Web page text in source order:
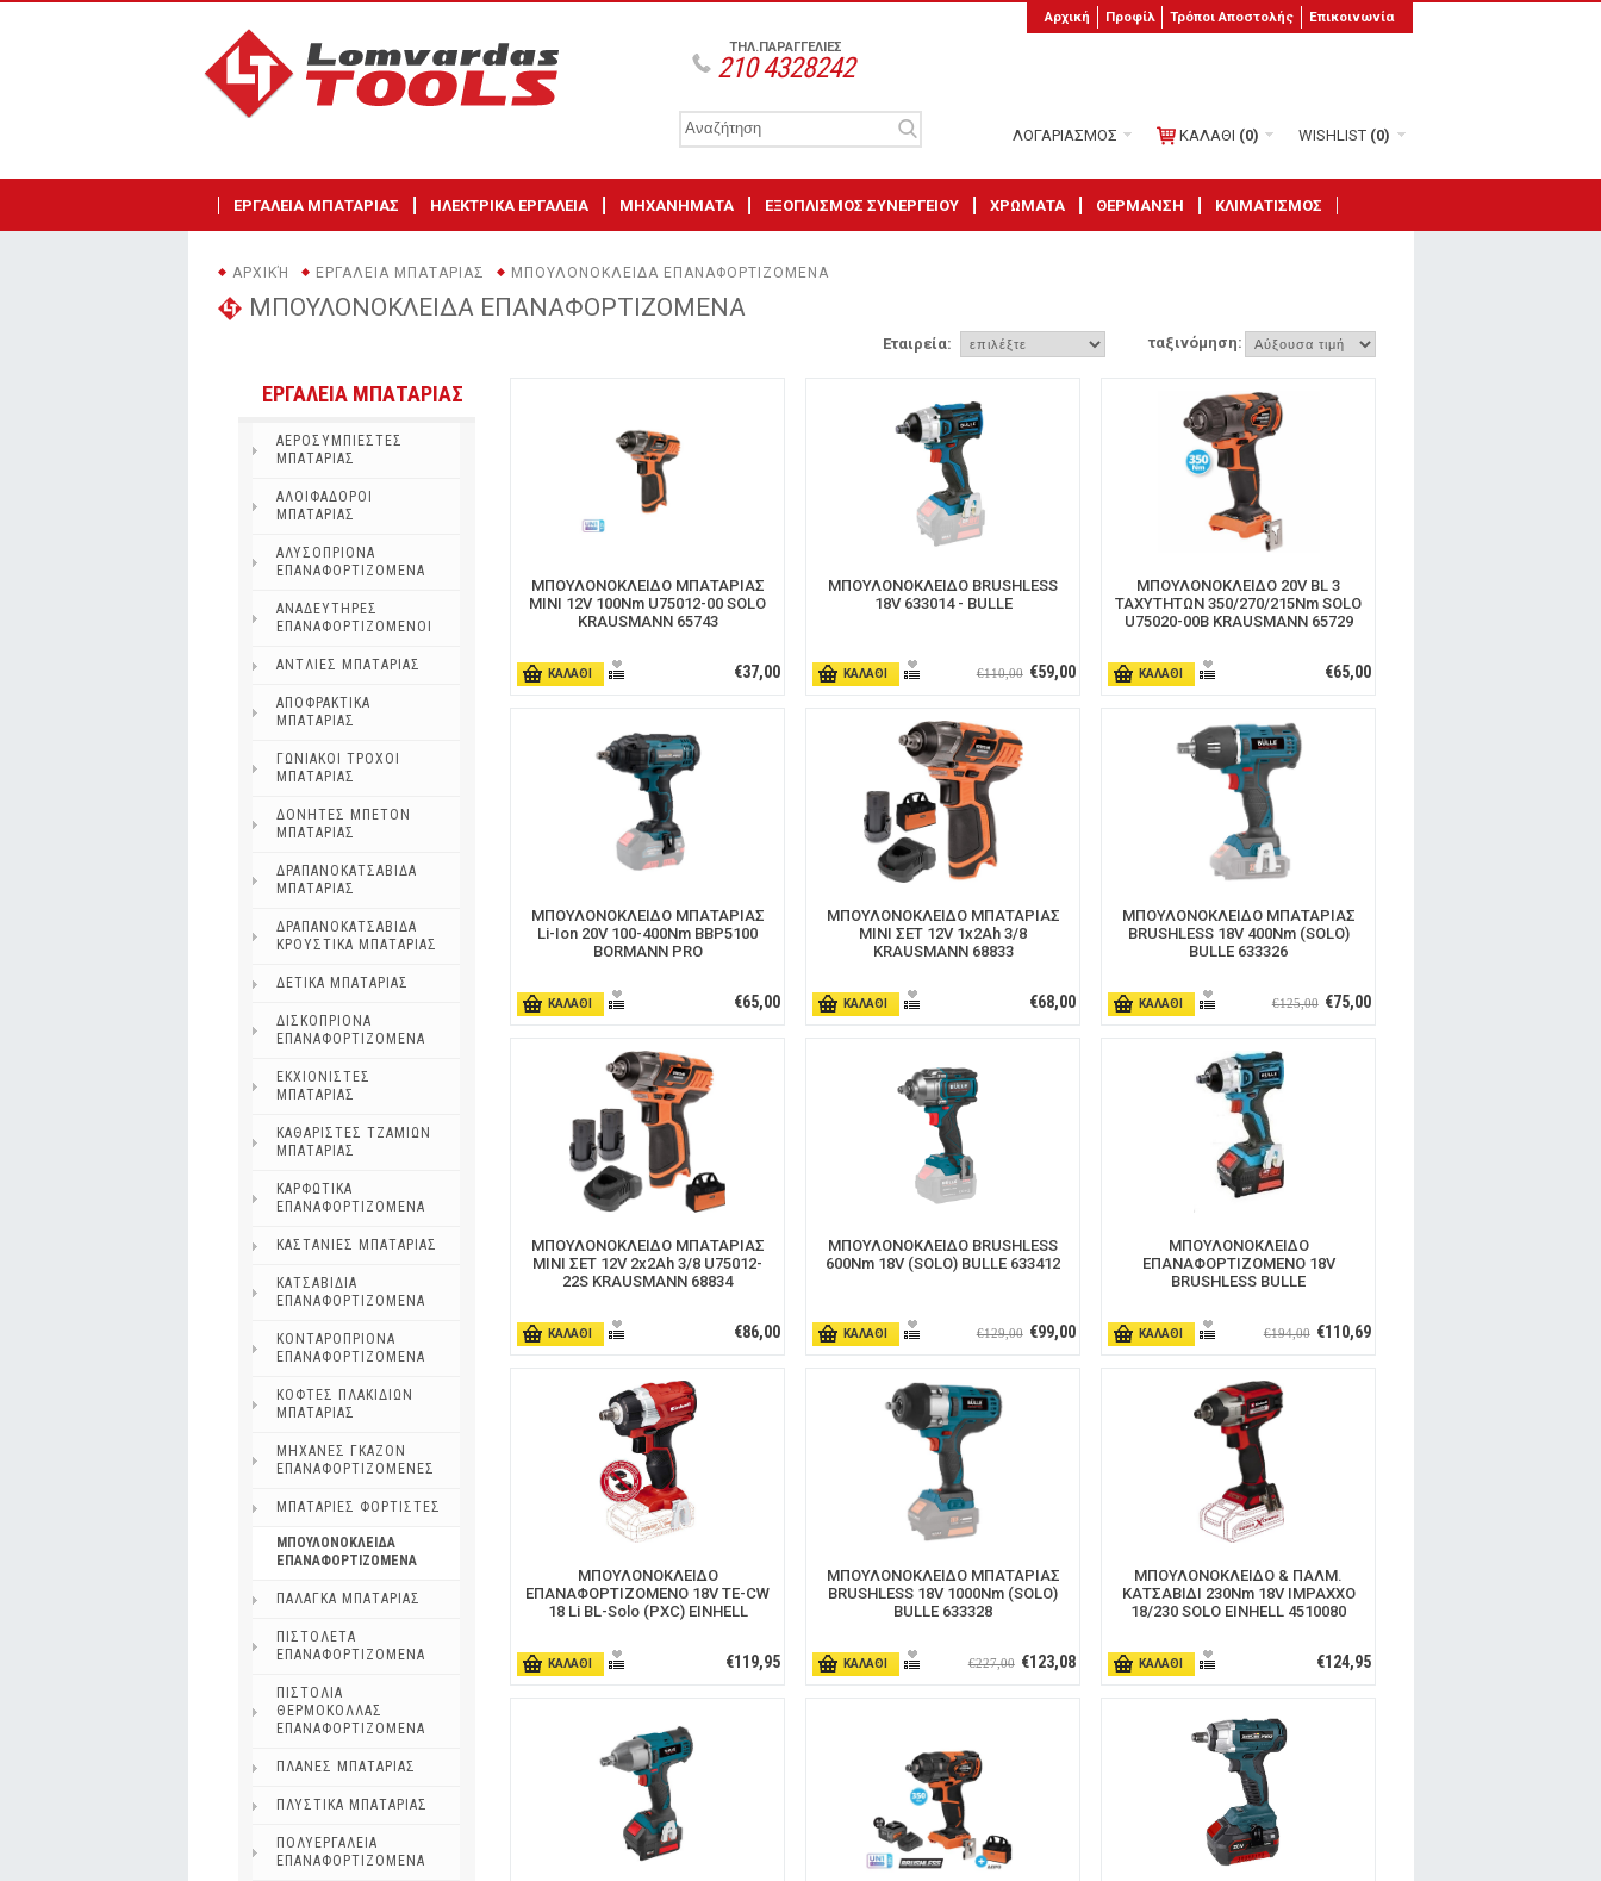
Αρχική Προφίλ Τρόποι Αποστολής Επικοινωνία
ΤΗΛ.ΠΑΡΑΓΓΕΛΙΕΣ
210 4328242
ΛΟΓΑΡΙΑΣΜΟΣ ΚΑΛΑΘΙ (0) WISHLIST (0)
ΕΡΓΑΛΕΙΑ ΜΠΑΤΑΡΙΑΣ ΗΛΕΚΤΡΙΚΑ ΕΡΓΑΛΕΙΑ ΜΗΧΑΝΗΜΑΤΑ ΕΞΟΠΛΙΣΜΟΣ ΣΥΝΕΡΓΕΙΟΥ ΧΡΩΜΑΤΑ ΘΕΡΜΑΝΣΗ ΚΛΙΜΑΤΙΣΜΟΣ
ΑΡΧΙΚΉ ΕΡΓΑΛΕΙΑ ΜΠΑΤΑΡΙΑΣ ΜΠΟΥΛΟΝΟΚΛΕΙΔΑ ΕΠΑΝΑΦΟΡΤΙΖΟΜΕΝΑ
ΜΠΟΥΛΟΝΟΚΛΕΙΔΑ ΕΠΑΝΑΦΟΡΤΙΖΟΜΕΝΑ
ΕΡΓΑΛΕΙΑ ΜΠΑΤΑΡΙΑΣ
ΑΕΡΟΣΥΜΠΙΕΣΤΕΣ
ΜΠΑΤΑΡΙΑΣ
ΑΛΟΙΦΑΔΟΡΟΙ
ΜΠΑΤΑΡΙΑΣ
ΑΛΥΣΟΠΡΙΟΝΑ
ΕΠΑΝΑΦΟΡΤΙΖΟΜΕΝΑ
ΑΝΑΔΕΥΤΗΡΕΣ
ΕΠΑΝΑΦΟΡΤΙΖΟΜΕΝΟΙ
ΑΝΤΛΙΕΣ ΜΠΑΤΑΡΙΑΣ
ΑΠΟΦΡΑΚΤΙΚΑ
ΜΠΑΤΑΡΙΑΣ
ΓΩΝΙΑΚΟΙ ΤΡΟΧΟΙ
ΜΠΑΤΑΡΙΑΣ
ΔΟΝΗΤΕΣ ΜΠΕΤΟΝ
ΜΠΑΤΑΡΙΑΣ
ΔΡΑΠΑΝΟΚΑΤΣΑΒΙΔΑ
ΜΠΑΤΑΡΙΑΣ
ΔΡΑΠΑΝΟΚΑΤΣΑΒΙΔΑ
ΚΡΟΥΣΤΙΚΑ ΜΠΑΤΑΡΙΑΣ
ΔΕΤΙΚΑ ΜΠΑΤΑΡΙΑΣ
ΔΙΣΚΟΠΡΙΟΝΑ
ΕΠΑΝΑΦΟΡΤΙΖΟΜΕΝΑ
ΕΚΧΙΟΝΙΣΤΕΣ
ΜΠΑΤΑΡΙΑΣ
ΚΑΘΑΡΙΣΤΕΣ ΤΖΑΜΙΩΝ
ΜΠΑΤΑΡΙΑΣ
ΚΑΡΦΩΤΙΚΑ
ΕΠΑΝΑΦΟΡΤΙΖΟΜΕΝΑ
ΚΑΣΤΑΝΙΕΣ ΜΠΑΤΑΡΙΑΣ
ΚΑΤΣΑΒΙΔΙΑ
ΕΠΑΝΑΦΟΡΤΙΖΟΜΕΝΑ
ΚΟΝΤΑΡΟΠΡΙΟΝΑ
ΕΠΑΝΑΦΟΡΤΙΖΟΜΕΝΑ
ΚΟΦΤΕΣ ΠΛΑΚΙΔΙΩΝ
ΜΠΑΤΑΡΙΑΣ
ΜΗΧΑΝΕΣ ΓΚΑΖΟΝ
ΕΠΑΝΑΦΟΡΤΙΖΟΜΕΝΕΣ
ΜΠΑΤΑΡΙΕΣ ΦΟΡΤΙΣΤΕΣ
ΜΠΟΥΛΟΝΟΚΛΕΙΔΑ
ΕΠΑΝΑΦΟΡΤΙΖΟΜΕΝΑ
ΠΑΛΑΓΚΑ ΜΠΑΤΑΡΙΑΣ
ΠΙΣΤΟΛΕΤΑ
ΕΠΑΝΑΦΟΡΤΙΖΟΜΕΝΑ
ΠΙΣΤΟΛΙΑ
ΘΕΡΜΟΚΟΛΛΑΣ
ΕΠΑΝΑΦΟΡΤΙΖΟΜΕΝΑ
ΠΛΑΝΕΣ ΜΠΑΤΑΡΙΑΣ
ΠΛΥΣΤΙΚΑ ΜΠΑΤΑΡΙΑΣ
ΠΟΛΥΕΡΓΑΛΕΙΑ
ΕΠΑΝΑΦΟΡΤΙΖΟΜΕΝΑ
Εταιρεία: ταξινόμηση:
ΜΠΟΥΛΟΝΟΚΛΕΙΔΟ ΜΠΑΤΑΡΙΑΣ
MINI 12V 100Nm U75012-00 SOLO
KRAUSMANN 65743
ΚΑΛΑΘΙ €37,00
ΜΠΟΥΛΟΝΟΚΛΕΙΔΟ BRUSHLESS
18V 633014 - BULLE
ΚΑΛΑΘΙ €59,00
€110,00
ΜΠΟΥΛΟΝΟΚΛΕΙΔΟ 20V BL 3
ΤΑΧΥΤΗΤΩΝ 350/270/215Nm SOLO
U75020-00B KRAUSMANN 65729
ΚΑΛΑΘΙ €65,00
ΜΠΟΥΛΟΝΟΚΛΕΙΔΟ ΜΠΑΤΑΡΙΑΣ
Li-Ion 20V 100-400Nm BBP5100
BORMANN PRO
ΚΑΛΑΘΙ €65,00
ΜΠΟΥΛΟΝΟΚΛΕΙΔΟ ΜΠΑΤΑΡΙΑΣ
ΜΙΝΙ ΣΕΤ 12V 1x2Ah 3/8
KRAUSMANN 68833
ΚΑΛΑΘΙ €68,00
ΜΠΟΥΛΟΝΟΚΛΕΙΔΟ ΜΠΑΤΑΡΙΑΣ
BRUSHLESS 18V 400Νm (SOLO)
BULLE 633326
ΚΑΛΑΘΙ €75,00
€125,00
ΜΠΟΥΛΟΝΟΚΛΕΙΔΟ ΜΠΑΤΑΡΙΑΣ
ΜΙΝΙ ΣΕΤ 12V 2x2Ah 3/8 U75012-
22S KRAUSMANN 68834
ΚΑΛΑΘΙ €86,00
ΜΠΟΥΛΟΝΟΚΛΕΙΔΟ BRUSHLESS
600Nm 18V (SOLO) BULLE 633412
ΚΑΛΑΘΙ €99,00
€129,00
ΜΠΟΥΛΟΝΟΚΛΕΙΔΟ
ΕΠΑΝΑΦΟΡΤΙΖΟΜΕΝΟ 18V
BRUSHLESS BULLE
ΚΑΛΑΘΙ €110,69
€194,00
ΜΠΟΥΛΟΝΟΚΛΕΙΔΟ
ΕΠΑΝΑΦΟΡΤΙΖΟΜΕΝΟ 18V TE-CW
18 Li BL-Solo (PXC) EINHELL
ΚΑΛΑΘΙ €119,95
ΜΠΟΥΛΟΝΟΚΛΕΙΔΟ ΜΠΑΤΑΡΙΑΣ
BRUSHLESS 18V 1000Νm (SOLO)
BULLE 633328
ΚΑΛΑΘΙ €123,08
€227,00
ΜΠΟΥΛΟΝΟΚΛΕΙΔΟ & ΠΑΛΜ.
ΚΑΤΣΑΒΙΔΙ 230Nm 18V IMPAXXO
18/230 SOLO EINHELL 4510080
ΚΑΛΑΘΙ €124,95